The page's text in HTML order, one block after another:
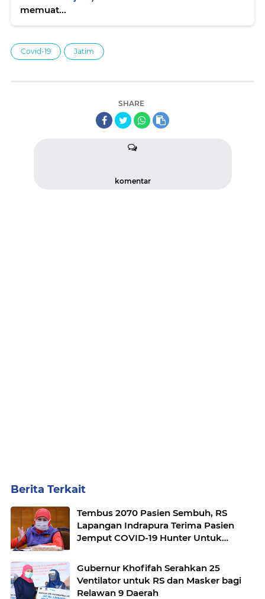
memuat...
Covid-19 Jatim
SHARE
komentar
Berita Terkait
Tembus 2070 Pasien Sembuh, RS
Lapangan Indrapura Terima Pasien
Jemput COVID-19 Hunter Untuk
Gubernur Khofifah Serahkan 25
Ventilator untuk RS dan Masker bagi
Relawan 9 Daerah